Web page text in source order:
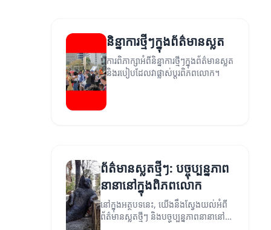
និន្នាការថ្មីៗក្នុងព័ត៌មានស្លត
ការពិភាក្សាអំពីនិន្នាការថ្មីៗក្នុងព័ត៌មានស្លត
និងរបៀបដែលវាផ្លាស់ប្តូរពិភពលោក។
ព័ត៌មានស្លតថ្មីៗ: បច្ចុប្បន្នភាព
នានានៅក្នុងពិភពលោក
នៅក្នុងអត្ថបទនេះ, យើងនឹងស្វែងយល់អំពី
ព័ត៌មានស្លតថ្មីៗ និងបច្ចុប្បន្នភាពនានានៅ